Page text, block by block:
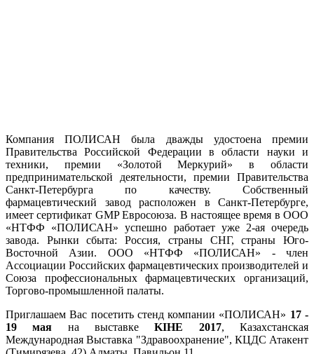
Компания ПОЛИСАН была дважды удостоена премии
Правительства Российской Федерации в области науки и
техники, премии «Золотой Меркурий» в области
предпринимательской деятельности, премии Правительства
Санкт-Петербурга по качеству. Собственный
фармацевтический завод расположен в Санкт-Петербурге,
имеет сертификат GMP Евросоюза. В настоящее время в ООО
«НТФФ «ПОЛИСАН» успешно работает уже 2-ая очередь
завода. Рынки сбыта: Россия, страны СНГ, страны Юго-
Восточной Азии. ООО «НТФФ «ПОЛИСАН» - член
Ассоциации Российских фармацевтических производителей и
Союза профессиональных фармацевтических организаций,
Торгово-промышленной палаты.
Приглашаем Вас посетить стенд компании «ПОЛИСАН» 17 -
19 мая на выставке KIHE 2017, Казахстанская
Международная Выставка "Здравоохранение", КЦДС Атакент